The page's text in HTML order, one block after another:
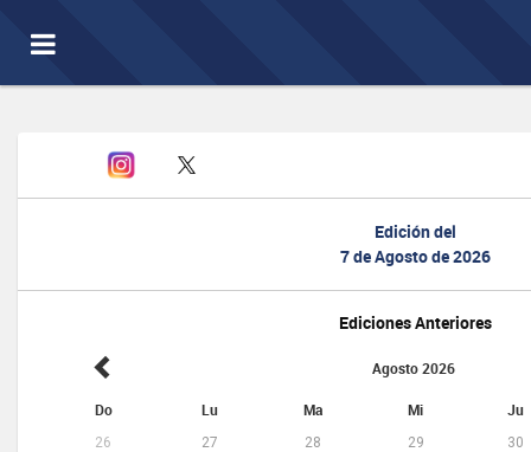
Toggle
navigation
Edición del
7 de Agosto de 2026
Ediciones Anteriores
Agosto 2026
Do Lu Ma Mi Ju
26 27 28 29
30